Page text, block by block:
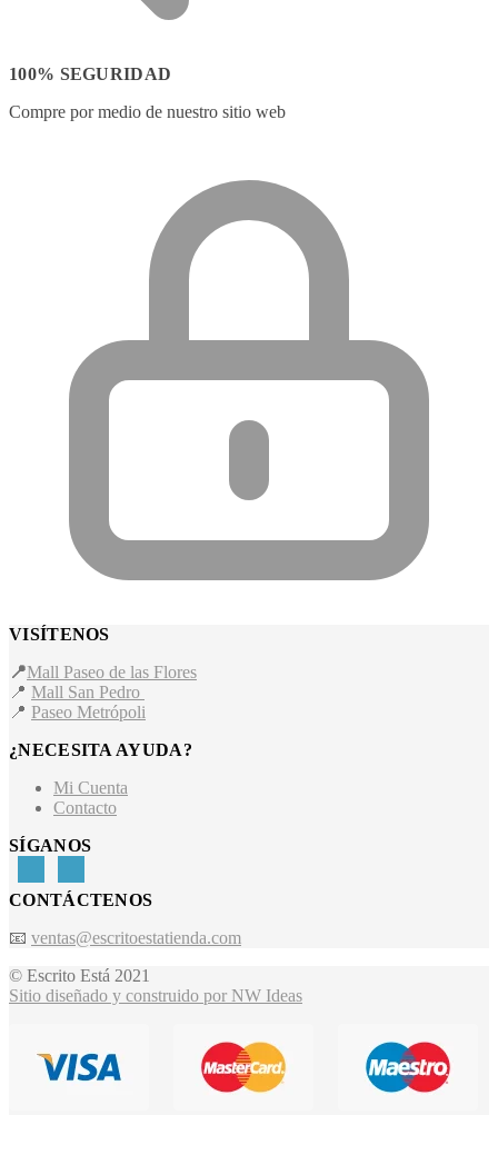
100% SEGURIDAD
Compre por medio de nuestro sitio web
VISÍTENOS
📍Mall Paseo de las Flores
📍 Mall San Pedro
📍 Paseo Metrópoli
¿NECESITA AYUDA?
Mi Cuenta
Contacto
SÍGANOS
CONTÁCTENOS
📧 ventas@escritoestatienda.com
© Escrito Está 2021
Sitio diseñado y construido por NW Ideas